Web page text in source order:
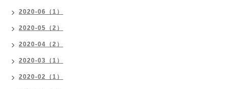
2020-06（1）
2020-05（2）
2020-04（2）
2020-03（1）
2020-02（1）